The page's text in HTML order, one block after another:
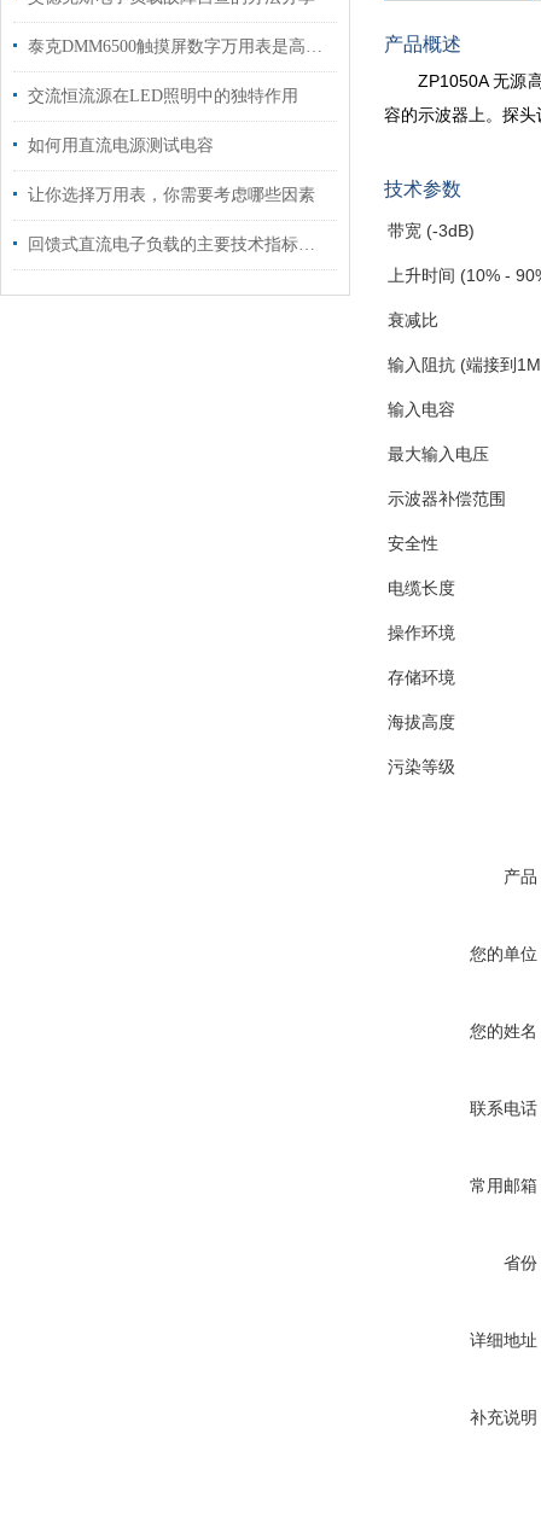
泰克DMM6500触摸屏数字万用表是高精度测量的得力助手
交流恒流源在LED照明中的独特作用
如何用直流电源测试电容
让你选择万用表，你需要考虑哪些因素
回馈式直流电子负载的主要技术指标说明
产品概述
ZP1050A 无源
容的示波器上。探
技术参数
带宽 (-3dB)
上升时间 (10% -
衰减比
输入阻抗 (端接到
输入电容
最大输入电压
示波器补偿范围
安全性
电缆长度
操作环境
存储环境
海拔高度
污染等级
产品
您的单位
您的姓名
联系电话
常用邮箱
省份
详细地址
补充说明